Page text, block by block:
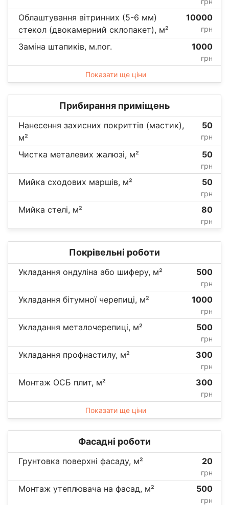
Облаштування вітринних (5-6 мм)
стекол (двокамерний склопакет), м²
10000
грн
Заміна штапиків, м.пог. 1000
грн
Показати ще ціни
Прибирання приміщень
Нанесення захисних покриттів (мастик),
м²
50
грн
Чистка металевих жалюзі, м² 50
грн
Мийка сходових маршів, м² 50
грн
Мийка стелі, м² 80
грн
Покрівельні роботи
Укладання ондуліна або шиферу, м² 500
грн
Укладання бітумної черепиці, м² 1000
грн
Укладання металочерепиці, м² 500
грн
Укладання профнастилу, м² 300
грн
Монтаж ОСБ плит, м² 300
грн
Показати ще ціни
Фасадні роботи
Грунтовка поверхні фасаду, м² 20
грн
Монтаж утеплювача на фасад, м² 500
грн